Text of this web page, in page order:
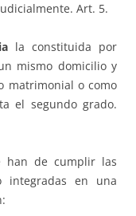
Art. 5.
la constituida por
mismo domicilio y
matrimonial o como
el segundo grado.
han de cumplir las
integradas en una